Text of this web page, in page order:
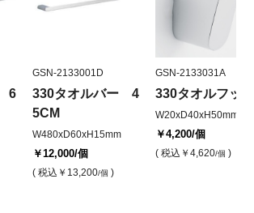
6
GSN-2133001D
330タオルバー 4
5CM
W480xD60xH15mm
￥12,000/個
( 税込 ￥13,200/個 )
GSN-2133031A
330タオルフッ
W20xD40xH50mm
￥4,200/個
( 税込 ￥4,620/個 )